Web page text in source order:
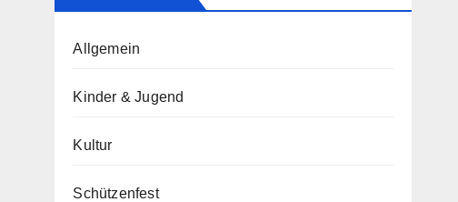
Allgemein
Kinder & Jugend
Kultur
Schützenfest